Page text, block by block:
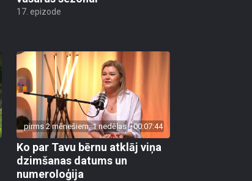
17. epizode
pirms 2 mēnešiem, 1 nedēļas 00:07:44
Ko par Tavu bērnu atklāj viņa
dzimšanas datums un
numeroloģija